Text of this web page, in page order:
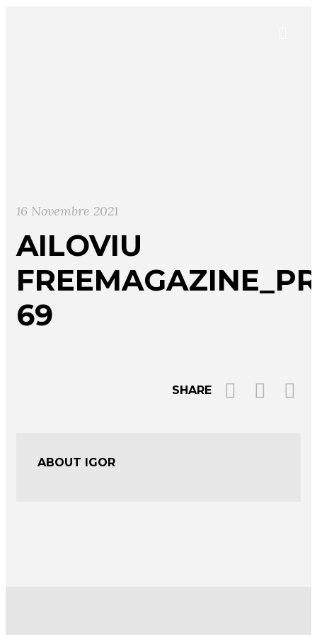
16 Novembre 2021
AILOVIU
69
SHARE
ABOUT IGOR